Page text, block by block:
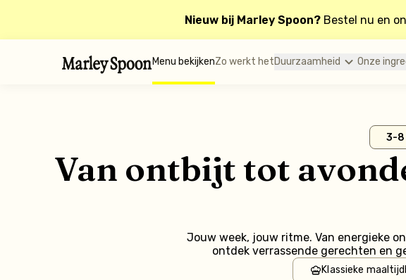
Nieuw bij Marley Spoon? Bestel nu en
Menu bekijkenZo werkt hetDuurzaamheid Onze
3-8
Van ontbijt tot
Jouw week, jouw ritme. Van energieke
ontdek verrassende gerechten en
Klassieke